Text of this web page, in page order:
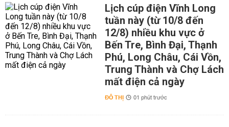
Lịch cúp điện Vĩnh Long
tuần này (từ 10/8 đến
12/8) nhiều khu vực ở
Bến Tre, Bình Đại, Thạnh
Phú, Long Châu, Cái Vồn,
Trung Thành và Chợ Lách
mất điện cả ngày
ĐÔ THỊ 01 phút trước